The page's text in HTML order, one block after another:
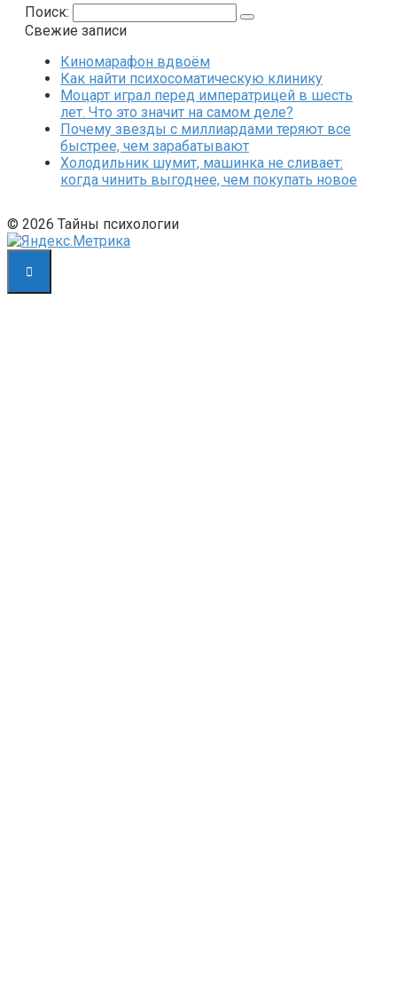
Поиск:
Свежие записи
Киномарафон вдвоём
Как найти психосоматическую клинику
Моцарт играл перед императрицей в шесть
лет. Что это значит на самом деле?
Почему звезды с миллиардами теряют все
быстрее, чем зарабатывают
Холодильник шумит, машинка не сливает:
когда чинить выгоднее, чем покупать новое
© 2026 Тайны психологии